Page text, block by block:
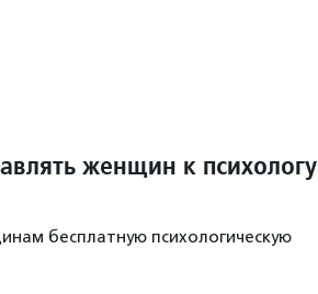
женщин к психологу
бесплатную психологическую